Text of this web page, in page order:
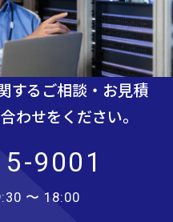
するご相談・お見積
わせをください。
9001
〜 18:00